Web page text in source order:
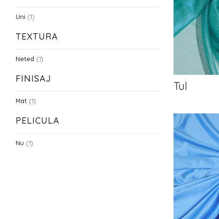
Uni (1)
TEXTURA
Neted (1)
FINISAJ
Mat (1)
PELICULA
Nu (1)
Tul